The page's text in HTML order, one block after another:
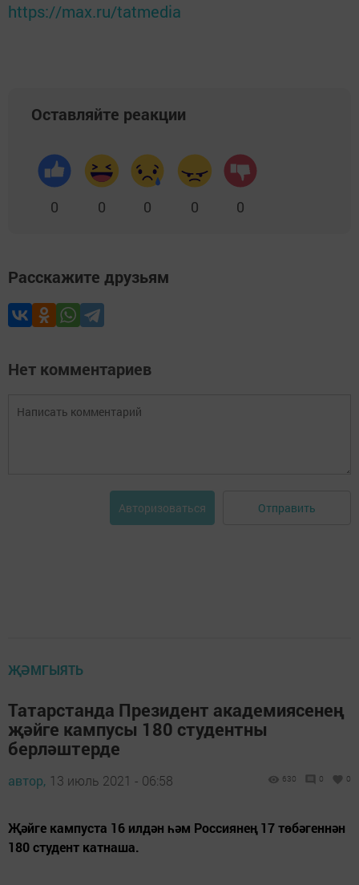
https://max.ru/tatmedia
Оставляйте реакции
0 0 0 0 0
Расскажите друзьям
Нет комментариев
Авторизоваться Отправить
ҖӘМГЫЯТЬ
Татарстанда Президент академиясенең
җәйге кампусы 180 студентны
берләштерде
автор, 13 июль 2021 - 06:58 630 0 0
Җәйге кампуста 16 илдән һәм Россиянең 17 төбәгеннән
180 студент катнаша.